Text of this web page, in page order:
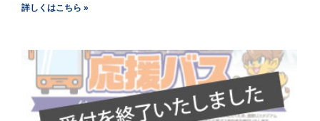
詳しくはこちら »